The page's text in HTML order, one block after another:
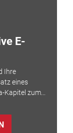
E-
Ihre
eines
zum...